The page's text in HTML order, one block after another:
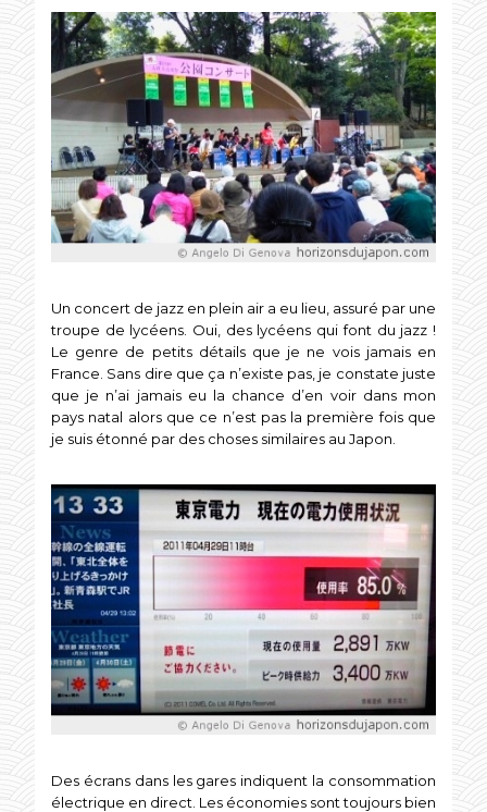
Un concert de jazz en plein air a eu lieu, assuré par une
troupe de lycéens. Oui, des lycéens qui font du jazz !
Le genre de petits détails que je ne vois jamais en
France. Sans dire que ça n’existe pas, je constate juste
que je n’ai jamais eu la chance d’en voir dans mon
pays natal alors que ce n’est pas la première fois que
je suis étonné par des choses similaires au Japon.
Des écrans dans les gares indiquent la consommation
électrique en direct. Les économies sont toujours bien